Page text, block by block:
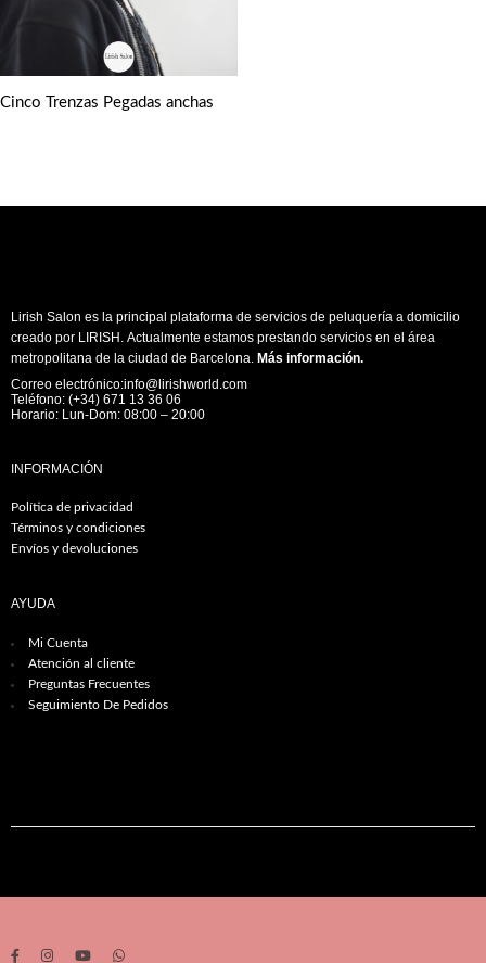
Cinco Trenzas Pegadas anchas
Lirish Salon es la principal plataforma de servicios de peluquería a domicilio
creado por LIRISH. Actualmente estamos prestando servicios en el área
metropolitana de la ciudad de Barcelona. Más información.
Correo electrónico:info@lirishworld.com
Teléfono: (+34) 671 13 36 06
Horario: Lun-Dom: 08:00 – 20:00
INFORMACIÓN
Política de privacidad
Términos y condiciones
Envíos y devoluciones
AYUDA
Mi Cuenta
Atención al cliente
Preguntas Frecuentes
Seguimiento De Pedidos